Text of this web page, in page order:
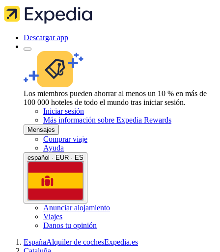
Descargar app
Los miembros pueden ahorrar al menos un 10 % en más de
100 000 hoteles de todo el mundo tras iniciar sesión.
Iniciar sesión
Más información sobre Expedia Rewards
Mensajes
Comprar viaje
Ayuda
español · EUR · ES
Anunciar alojamiento
Viajes
Danos tu opinión
EspañaAlquiler de cochesExpedia.es